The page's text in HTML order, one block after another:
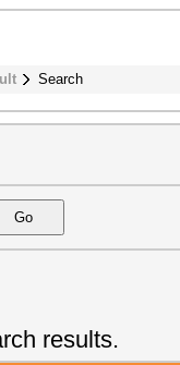
Search
results.